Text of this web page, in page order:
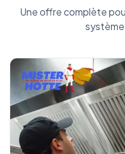
Une offre complète